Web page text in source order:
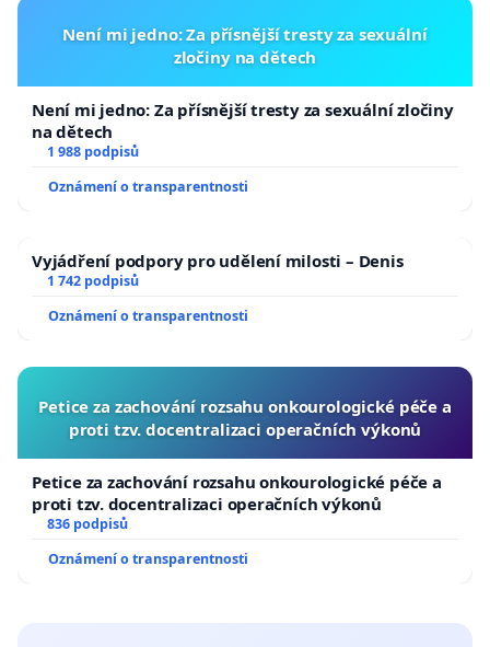
Není mi jedno: Za přísnější tresty za sexuální
zločiny na dětech
Není mi jedno: Za přísnější tresty za sexuální zločiny
na dětech
1 988 podpisů
Oznámení o transparentnosti
Vyjádření podpory pro udělení milosti – Denis
1 742 podpisů
Oznámení o transparentnosti
Petice za zachování rozsahu onkourologické péče a
proti tzv. docentralizaci operačních výkonů
Petice za zachování rozsahu onkourologické péče a
proti tzv. docentralizaci operačních výkonů
836 podpisů
Oznámení o transparentnosti